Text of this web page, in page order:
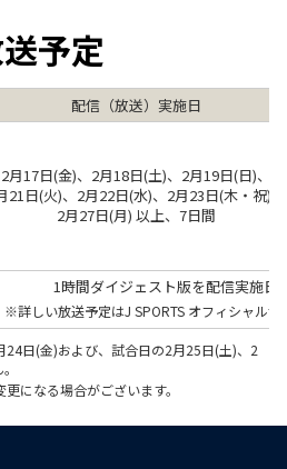
予定
配信（放送）実施日
2月17日(金)、2月18日(土)、2月19日(日)、
21日(火)、2月22日(水)、2月23日(木・祝)、
2月27日(月) 以上、7日間
1時間ダイジェスト版を配信実施日
※詳しい放送予定はJ SPORTS オフィシャル
日(金)および、試合日の2月25日(土)、2
になる場合がございます。